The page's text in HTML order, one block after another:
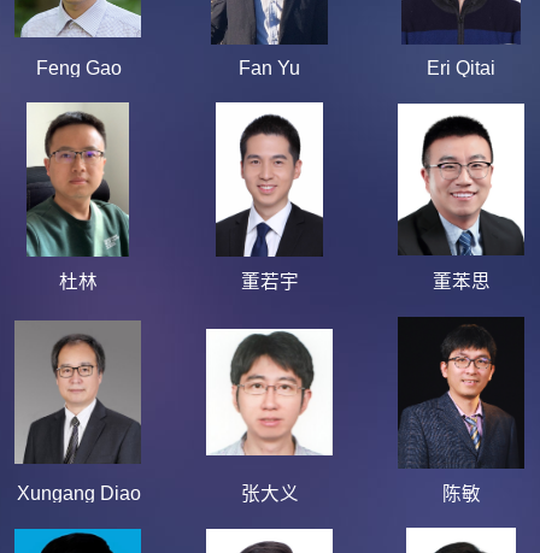
Feng Gao Fan Yu Eri Qitai
杜林 董若宇 董苯思
Xungang Diao 张大义 陈敏